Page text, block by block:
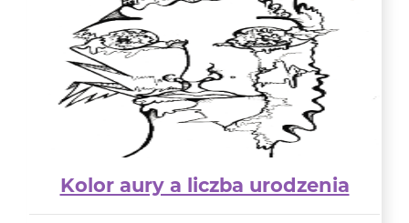
Kolor aury a liczba urodzenia